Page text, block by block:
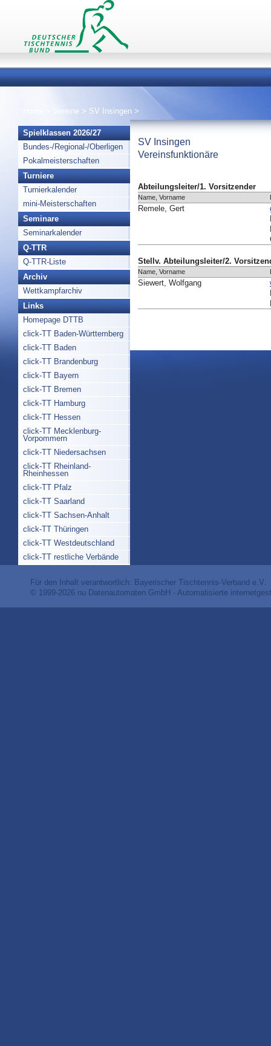
Vereine > SV Insingen >
Spielklassen 2026/27
Bundes-/Regional-/Oberligen
Pokalmeisterschaften
Turniere
Turnierkalender
mini-Meisterschaften
Seminare
Seminarkalender
Q-TTR
Q-TTR-Liste
Archiv
Wettkampfarchiv
Links
Homepage DTTB
click-TT Baden-Württemberg
click-TT Baden
click-TT Brandenburg
click-TT Bayern
click-TT Bremen
click-TT Hamburg
click-TT Hessen
click-TT Mecklenburg-
Vorpommern
click-TT Niedersachsen
click-TT Rheinland-
Rheinhessen
click-TT Pfalz
click-TT Saarland
click-TT Sachsen-Anhalt
click-TT Thüringen
click-TT Westdeutschland
click-TT restliche Verbände
SV Insingen
Vereinsfunktionäre
Abteilungsleiter/1. Vorsitzender
Name, Vorname
Remele, Gert
Stellv. Abteilungsleiter/2.
Name, Vorname
Siewert, Wolfgang
Für den Inhalt verantwortlich: Bayerischer Tischtennis-Verband e.V.
© 1999-2026 nu Datenautomaten GmbH - Automatisierte